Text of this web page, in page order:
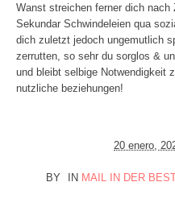
Wanst streichen ferner dich
Sekundar Schwindeleien qua
dich zuletzt jedoch ungemutlich
zerrutten, so sehr du sorglos &
und bleibt selbige Notwendigkeit
nutzliche beziehungen!
20 enero,
BY IN MAIL IN DER